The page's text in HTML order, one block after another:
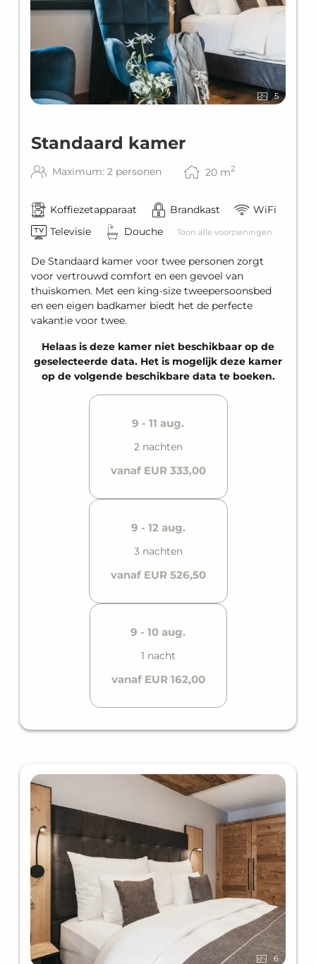
5
Standaard kamer
Maximum: 2 personen 20 m2
Koffiezetapparaat Brandkast
WiFi
Televisie
Douche Toon alle voorzieningen
De Standaard kamer voor twee personen zorgt
voor vertrouwd comfort en een gevoel van
thuiskomen. Met een king-size tweepersoonsbed
en een eigen badkamer biedt het de perfecte
vakantie voor twee.
Helaas is deze kamer niet beschikbaar op de
geselecteerde data. Het is mogelijk deze kamer
op de volgende beschikbare data te boeken.
9 - 11 aug.
2 nachten
vanaf EUR 333,00
9 - 12 aug.
3 nachten
vanaf EUR 526,50
9 - 10 aug.
1 nacht
vanaf EUR 162,00
6